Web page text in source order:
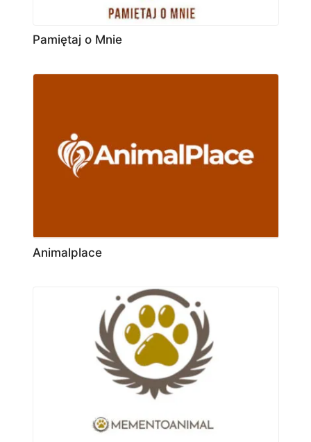
Pamiętaj o Mnie
Animalplace